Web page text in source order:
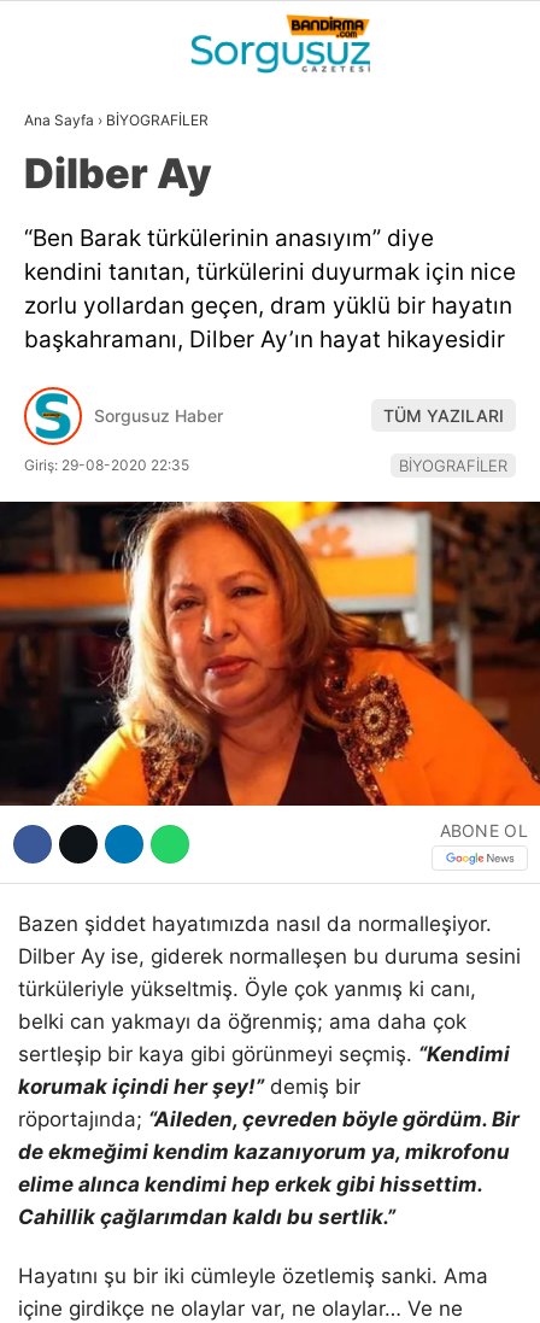
WhatsApp İhbar
Hattı
Facebook
Instagram
21°
BALIKESIR
GALERİ
DÜNYA
SİYASET
EKONOMİ
SPOR
MAGAZİN
Ana Sayfa › BİYOGRAFİLER
Dilber Ay
“Ben Barak türkülerinin anasıyım” diye
kendini tanıtan, türkülerini duyurmak için nice
zorlu yollardan geçen, dram yüklü bir hayatın
başkahramanı, Dilber Ay’ın hayat hikayesidir
Sorgusuz Haber TÜM YAZILARI
Giriş: 29-08-2020 22:35 BİYOGRAFİLER
ABONE OL
Bazen şiddet hayatımızda nasıl da normalleşiyor.
Dilber Ay ise, giderek normalleşen bu duruma sesini
türküleriyle yükseltmiş. Öyle çok yanmış ki canı,
belki can yakmayı da öğrenmiş; ama daha çok
sertleşip bir kaya gibi görünmeyi seçmiş. “Kendimi
korumak içindi her şey!”demiş bir
röportajında; “Aileden, çevreden böyle gördüm. Bir
de ekmeğimi kendim kazanıyorum ya, mikrofonu
elime alınca kendimi hep erkek gibi hissettim.
Cahillik çağlarımdan kaldı bu sertlik.”
Hayatını şu bir iki cümleyle özetlemiş sanki. Ama
içine girdikçe ne olaylar var, ne olaylar… Ve ne